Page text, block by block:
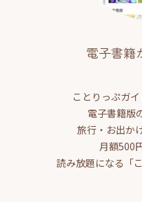
電子書籍
ことりっぷガ
電子書籍版
旅行・お出か
月額500
読み放題になる「